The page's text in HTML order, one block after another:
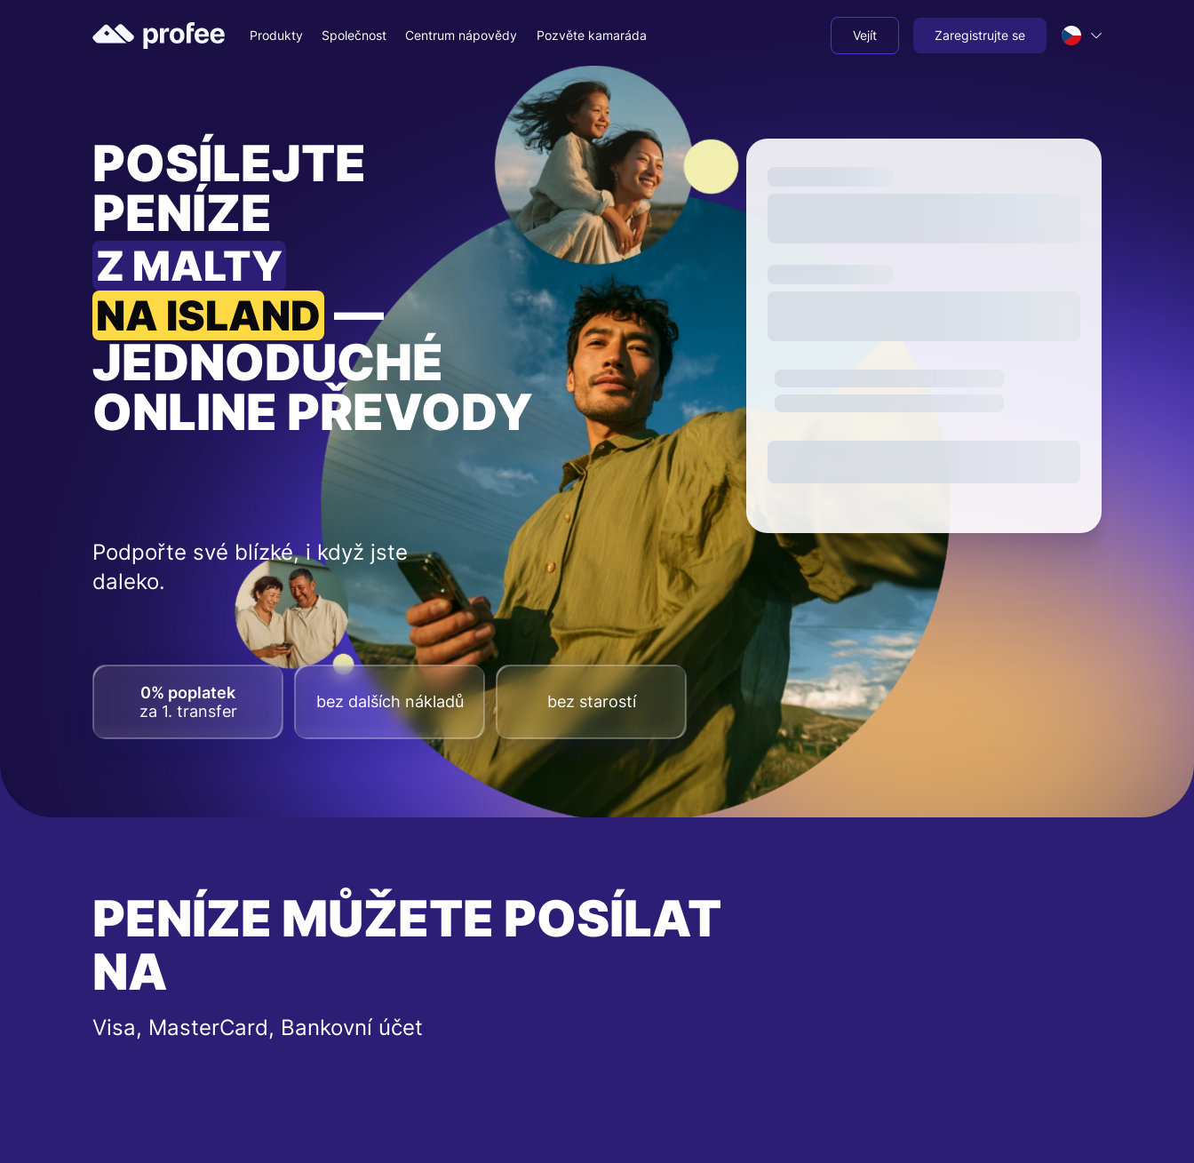
Produkty Společnost Centrum nápovědy Pozvěte kamaráda Vejít Zaregistrujte se
POSÍLEJTE
PENÍZE
Z MALTY
NA ISLAND —
JEDNODUCHÉ
ONLINE PŘEVODY
Podpořte své blízké, i když jste
daleko.
0% poplatek
za 1. transfer
bez dalších nákladů bez starostí
PENÍZE MŮŽETE POSÍLAT
NA
Visa, MasterCard, Bankovní účet